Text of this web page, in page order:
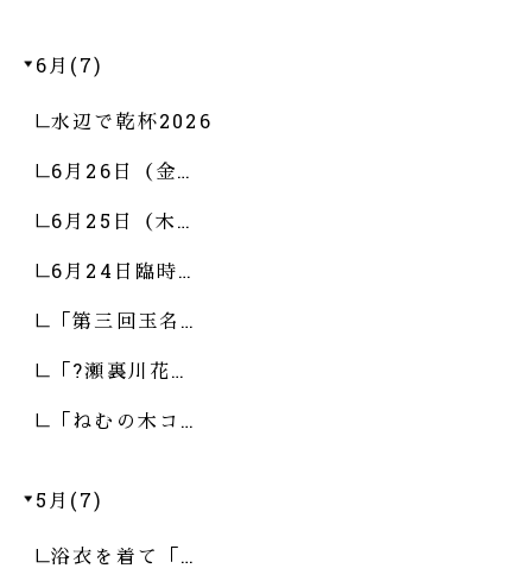
6月(7)
水辺で乾杯2026
6月26日（金…
6月25日（木…
6月24日臨時…
「第三回玉名…
「?瀬裏川花…
「ねむの木コ…
5月(7)
浴衣を着て「…